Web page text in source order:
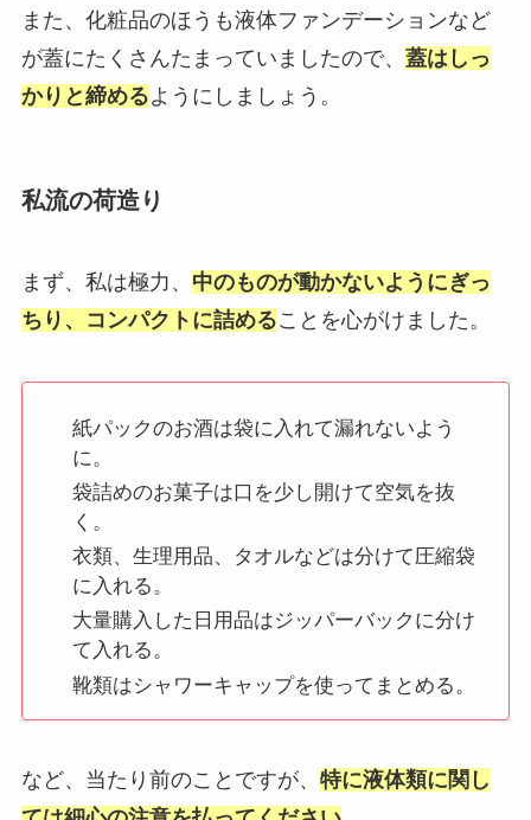
また、化粧品のほうも液体ファンデーションなど
が蓋にたくさんたまっていましたので、 蓋はしっ
かりと締めるようにしましょう。
私流の荷造り
まず、私は極力、 中のものが動かないようにぎっ
ちり、コンパクトに詰めることを心がけました。
紙パックのお酒は袋に入れて漏れないよう
に。
袋詰めのお菓子は口を少し開けて空気を抜
く。
衣類、生理用品、タオルなどは分けて圧縮袋
に入れる。
大量購入した日用品はジッパーバックに分け
て入れる。
靴類はシャワーキャップを使ってまとめる。
など、当たり前のことですが、 特に液体類に関し